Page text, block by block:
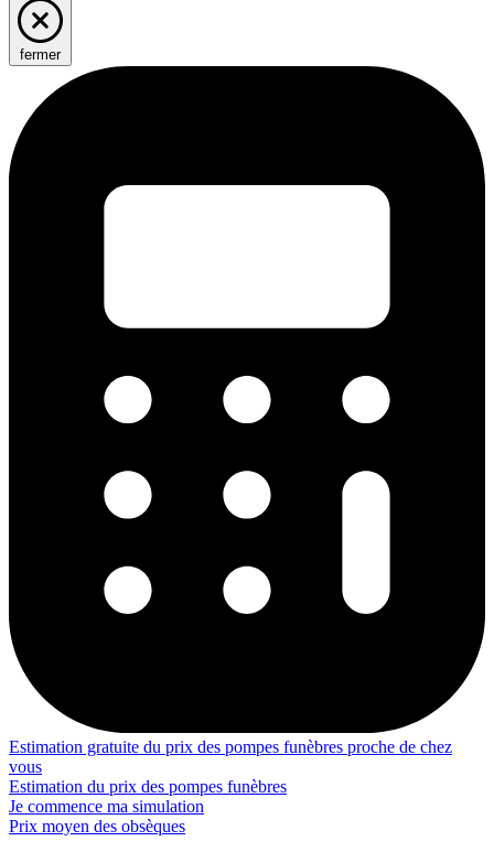
fermer
Estimation gratuite du prix des pompes funèbres proche de chez
vous
Estimation du prix des pompes funèbres
Je commence ma simulation
Prix moyen des obsèques